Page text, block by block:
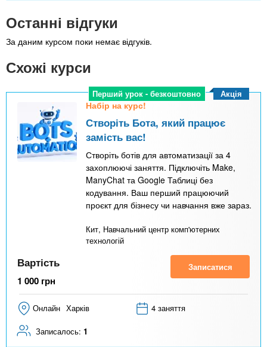
Останні відгуки
За даним курсом поки немає відгуків.
Схожі курси
Перший урок - безкоштовно
Набір на курс!
Створіть Бота, який працює
замість вас!
Створіть ботів для автоматизації за 4
захоплюючі заняття. Підключіть Make,
ManyChat та Google Таблиці без
кодування. Ваш перший працюючий
проєкт для бізнесу чи навчання вже зараз.
Кит, Навчальний центр комп'ютерних
технологій
Акція
Вартість
1 000 грн
Записатися
Онлайн Харків 4 заняття
Записалось: 1